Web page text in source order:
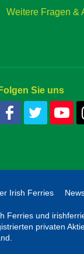
Weitere Fragen &
Folgen Sie uns
Irish Ferries
Ferries und
privaten